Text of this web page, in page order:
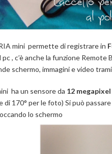
mini permette di registrare in
pc , c’è anche la funzione
schermo, immagini e video
ha un sensore da 12
di 170° per le foto) Si può
lo schermo